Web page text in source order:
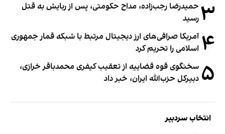
۳ حمیدرضا رجب‌زاده، مداح حکومتی، پس از ربایش به قتل
رسید
۴ آمریکا صرافی‌های ارز دیجیتال مرتبط با شبکه قمار جمهوری
اسلامی را تحریم کرد
۵ سخنگوی قوه قضاییه از تعقیب کیفری محمدباقر خرازی،
دبیر‌کل حزب‌الله ایران، خبر داد
انتخاب سردبیر